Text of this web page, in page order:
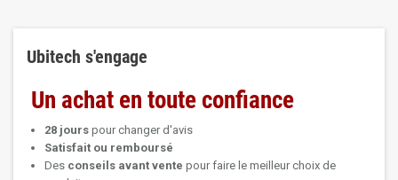
Ubitech s'engage
Un achat en toute confiance
28 jours pour changer d'avis
Satisfait ou remboursé
Des conseils avant vente pour faire le meilleur choix de